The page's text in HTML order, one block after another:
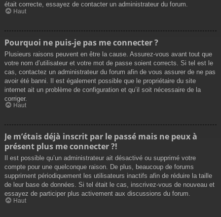
était correcte, essayez de contacter un administrateur du forum.
Haut
Pourquoi ne puis-je pas me connecter ?
Plusieurs raisons peuvent en être la cause. Assurez-vous avant tout que
votre nom d’utilisateur et votre mot de passe soient corrects. Si tel est le
cas, contactez un administrateur du forum afin de vous assurer de ne pas
avoir été banni. Il est également possible que le propriétaire du site
internet ait un problème de configuration et qu’il soit nécessaire de la
corriger.
Haut
Je m’étais déjà inscrit par le passé mais ne peux à
présent plus me connecter ?!
Il est possible qu’un administrateur ait désactivé ou supprimé votre
compte pour une quelconque raison. De plus, beaucoup de forums
suppriment périodiquement les utilisateurs inactifs afin de réduire la taille
de leur base de données. Si tel était le cas, inscrivez-vous de nouveau et
essayez de participer plus activement aux discussions du forum.
Haut